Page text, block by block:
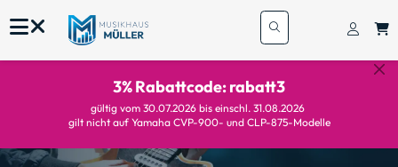
3% Rabattcode: rabatt3
gültig vom 30.07.2026 bis einschl. 31.08.2026
gilt nicht auf Yamaha CVP-900- und CLP-875-Modelle